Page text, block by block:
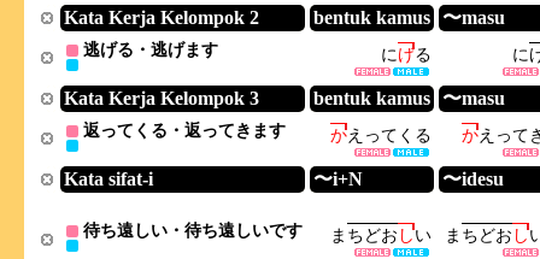
Kata Kerja Kelompok 2 bentuk kamus 〜masu
逃げる・逃げます にげる に
Kata Kerja Kelompok 3 bentuk kamus 〜masu
返ってくる・返ってきます かえ って く る かえ って
Kata sifat-i 〜i+N 〜idesu
待ち遠しい・待ち遠しいです ま ちどお しい ま ちどお し